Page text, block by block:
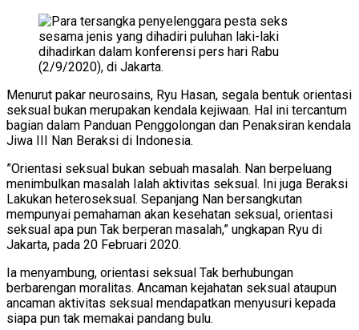
Menurut pakar neurosains, Ryu Hasan, segala bentuk orientasi
seksual bukan merupakan kendala kejiwaan. Hal ini tercantum
bagian dalam Panduan Penggolongan dan Penaksiran kendala
Jiwa III Nan Beraksi di Indonesia.
”Orientasi seksual bukan sebuah masalah. Nan berpeluang
menimbulkan masalah Ialah aktivitas seksual. Ini juga Beraksi
Lakukan heteroseksual. Sepanjang Nan bersangkutan
mempunyai pemahaman akan kesehatan seksual, orientasi
seksual apa pun Tak berperan masalah,” ungkapan Ryu di
Jakarta, pada 20 Februari 2020.
Ia menyambung, orientasi seksual Tak berhubungan
berbarengan moralitas. Ancaman kejahatan seksual ataupun
ancaman aktivitas seksual mendapatkan menyusuri kepada
siapa pun tak memakai pandang bulu.